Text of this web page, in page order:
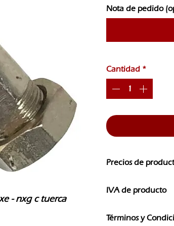
- nxg c tuerca
Nota de pedido
Cantidad *
Precios de
CAMBIOS SIN
IVA de producto
IVA
Términos y